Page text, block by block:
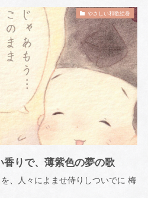
やさしい和歌絵巻
香りで、薄紫色の夢の歌
、人々によませ侍りしついでに 梅